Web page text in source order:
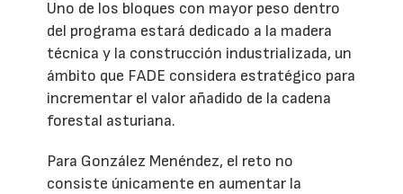
Uno de los bloques con mayor peso dentro
del programa estará dedicado a la madera
técnica y la construcción industrializada, un
ámbito que FADE considera estratégico para
incrementar el valor añadido de la cadena
forestal asturiana.
Para González Menéndez, el reto no
consiste únicamente en aumentar la